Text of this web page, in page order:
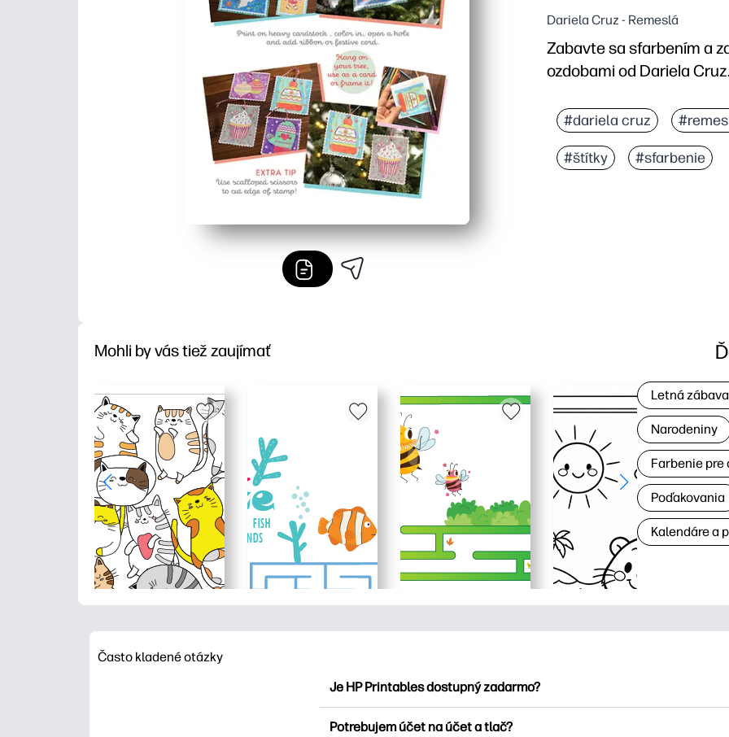
Dariela Cruz - Remeslá
Zabavte sa sfarbením a
ozdobami od Dariela Cruz.
Tlačiace remeslo -
Zaujíma deti všetkých
Buduje jemné
#dariela cruz
#štítky #sfarbenie
Mohli by vás tiež zaujímať
Letná zábava
Narodeniny
Farbenie pre
Poďakovania
Kalendáre a
Často kladené otázky
Je HP Printables dostupný zadarmo?
Potrebujem účet na účet a tlač?